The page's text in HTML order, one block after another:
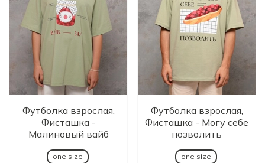
Футболка взрослая,
Фисташка -
Малиновый вайб
one size
Футболка взрослая,
Фисташка - Могу себе
позволить
one size